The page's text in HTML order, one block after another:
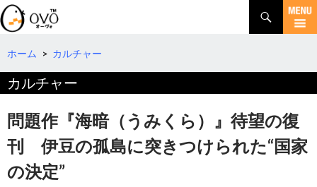
検
索
コ
テ
ツ
へ
移
動
ホーム > カルチャー
カルチャー
問題作『海暗（うみくら）』待望の復
刊 伊豆の孤島に突きつけられた“国家
の決定”